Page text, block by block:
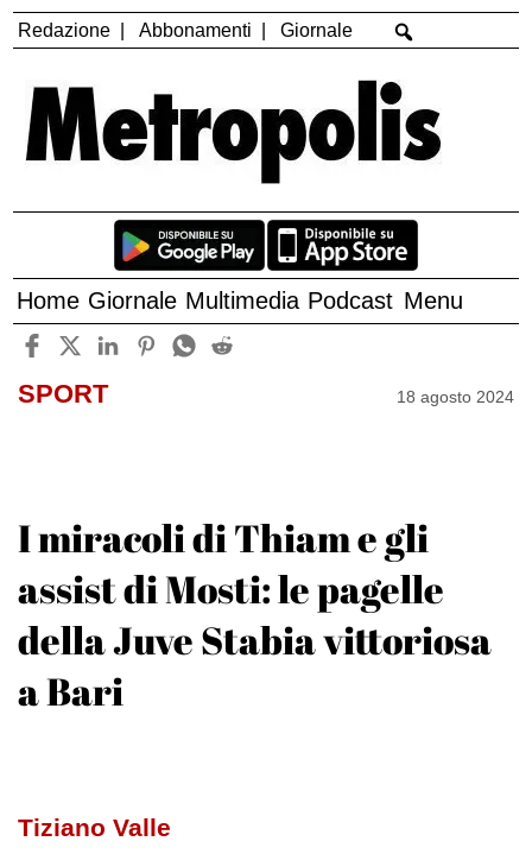
Redazione Abbonamenti Giornale
Home Giornale Multimedia Podcast Menu
SPORT 18 agosto 2024
I miracoli di Thiam e gli
assist di Mosti: le pagelle
della Juve Stabia vittoriosa
a Bari
Tiziano Valle